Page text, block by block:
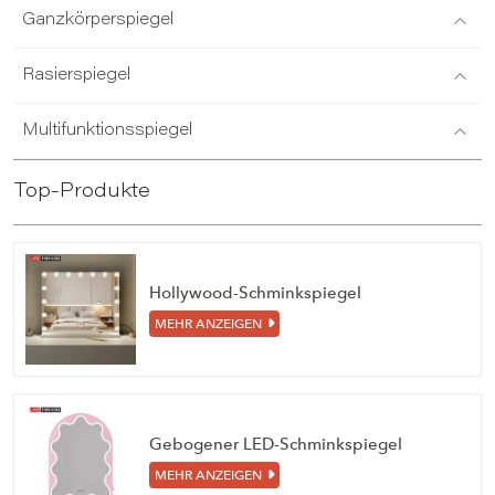
Ganzkörperspiegel
Rasierspiegel
Multifunktionsspiegel
Top-Produkte
Hollywood-Schminkspiegel
MEHR ANZEIGEN
Gebogener LED-Schminkspiegel
MEHR ANZEIGEN